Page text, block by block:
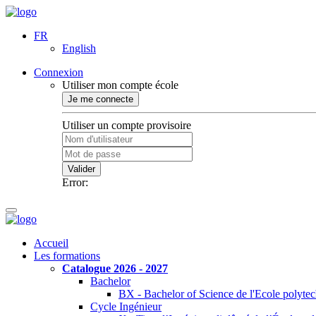
FR
English
Connexion
Utiliser mon compte école
Je me connecte
Utiliser un compte provisoire
Valider
Error:
Accueil
Les formations
Catalogue 2026 - 2027
Bachelor
BX - Bachelor of Science de l'Ecole
Cycle Ingénieur